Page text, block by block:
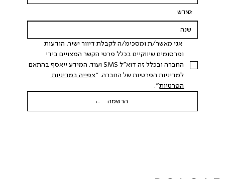
אני מאשר/ת ומסכימ/ה לקבלת דיוור ישיר, הודעות
החברה ובכלל זה דוא"ל SMS ועוד. המידע ייאסף בהתאם
למדיניות הפרטיות של החברה. "
צפייה במדיניות
הפרטיות".
הרשמה ←